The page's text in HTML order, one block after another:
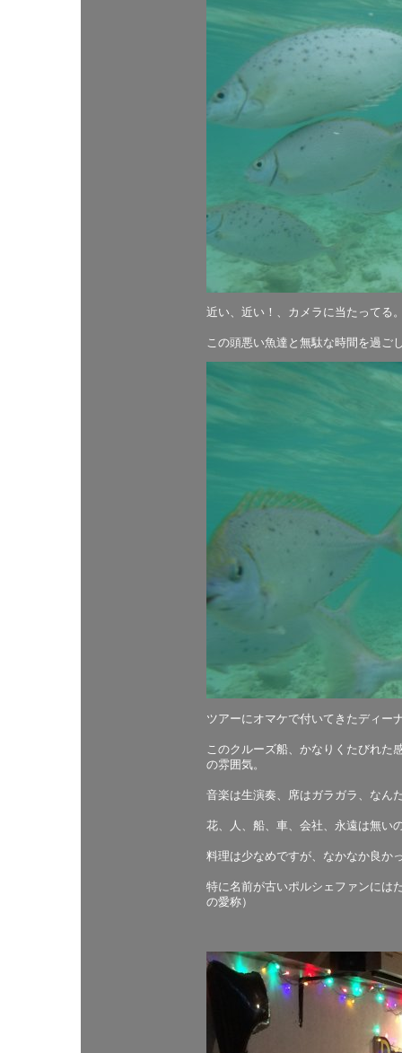
近い、近い！、カメラに当たってる
この頭悪い魚達と無駄な時間を過ご
ツアーにオマケで付いてきたディー
このクルーズ船、かなりくたびれた
の雰囲気。
音楽は生演奏、席はガラガラ、なん
花、人、船、車、会社、永遠は無い
料理は少なめですが、なかなか良か
特に名前が古いポルシェファンには
の愛称）